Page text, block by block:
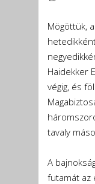
Mögöttük,
Haidekker
végig, és
tavaly
A
futamát az